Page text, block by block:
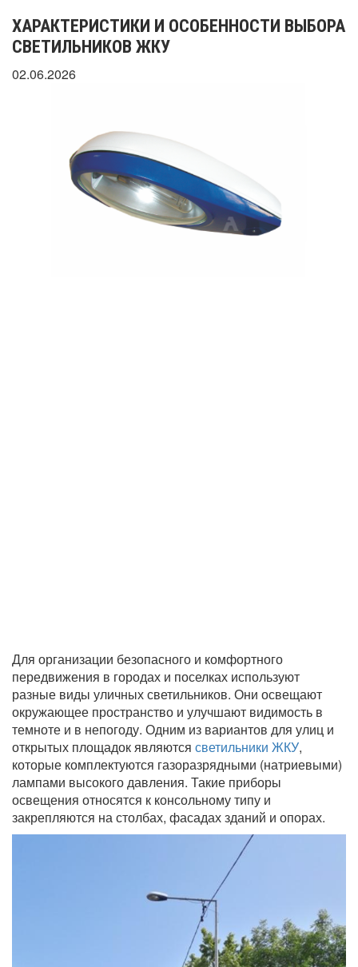
ХАРАКТЕРИСТИКИ И ОСОБЕННОСТИ ВЫБОРА
СВЕТИЛЬНИКОВ ЖКУ
02.06.2026
Для организации безопасного и комфортного
передвижения в городах и поселках используют
разные виды уличных светильников. Они освещают
окружающее пространство и улучшают видимость в
темноте и в непогоду. Одним из вариантов для улиц и
открытых площадок являются светильники ЖКУ,
которые комплектуются газоразрядными (натриевыми)
лампами высокого давления. Такие приборы
освещения относятся к консольному типу и
закрепляются на столбах, фасадах зданий и опорах.